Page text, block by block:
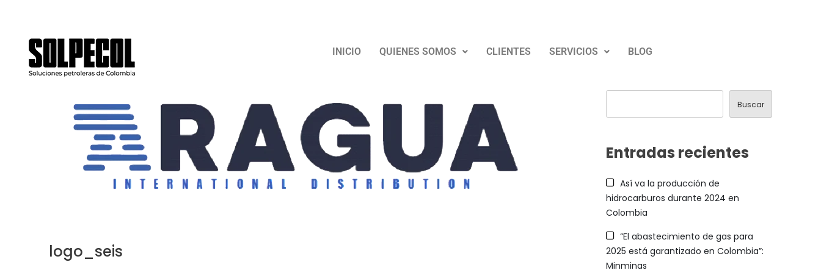
INICIO QUIENES SOMOS CLIENTES SERVICIOS BLOG
logo_seis
Buscar
Entradas recientes
Así va la producción de
hidrocarburos durante 2024 en
Colombia
“El abastecimiento de gas para
2025 está garantizado en Colombia”:
Minminas